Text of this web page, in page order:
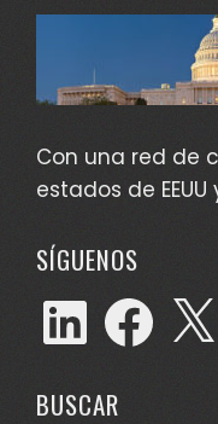
Con una red de
estados de
SÍGUENOS
LinkedInFacebook
X
BUSCAR